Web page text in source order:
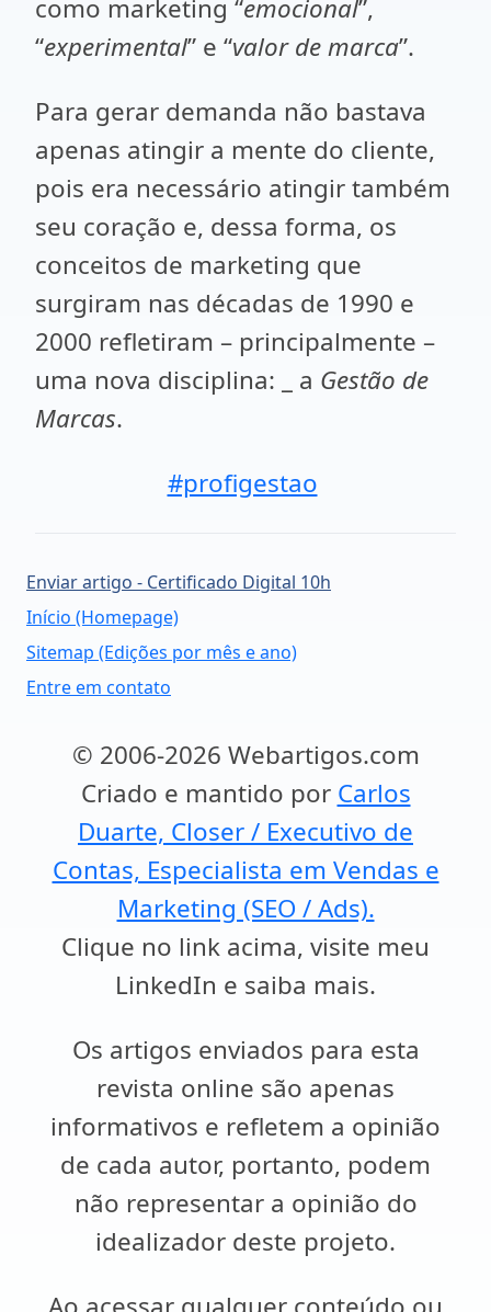
como marketing “emocional”,
“experimental” e “valor de marca”.
Para gerar demanda não bastava
apenas atingir a mente do cliente,
pois era necessário atingir também
seu coração e, dessa forma, os
conceitos de marketing que
surgiram nas décadas de 1990 e
2000 refletiram – principalmente –
uma nova disciplina: _ a Gestão de
Marcas.
#profigestao
Enviar artigo - Certificado Digital 10h
Início (Homepage)
Sitemap (Edições por mês e ano)
Entre em contato
© 2006-2026 Webartigos.com
Criado e mantido por Carlos
Duarte, Closer / Executivo de
Contas, Especialista em Vendas e
Marketing (SEO / Ads).
Clique no link acima, visite meu
LinkedIn e saiba mais.
Os artigos enviados para esta
revista online são apenas
informativos e refletem a opinião
de cada autor, portanto, podem
não representar a opinião do
idealizador deste projeto.